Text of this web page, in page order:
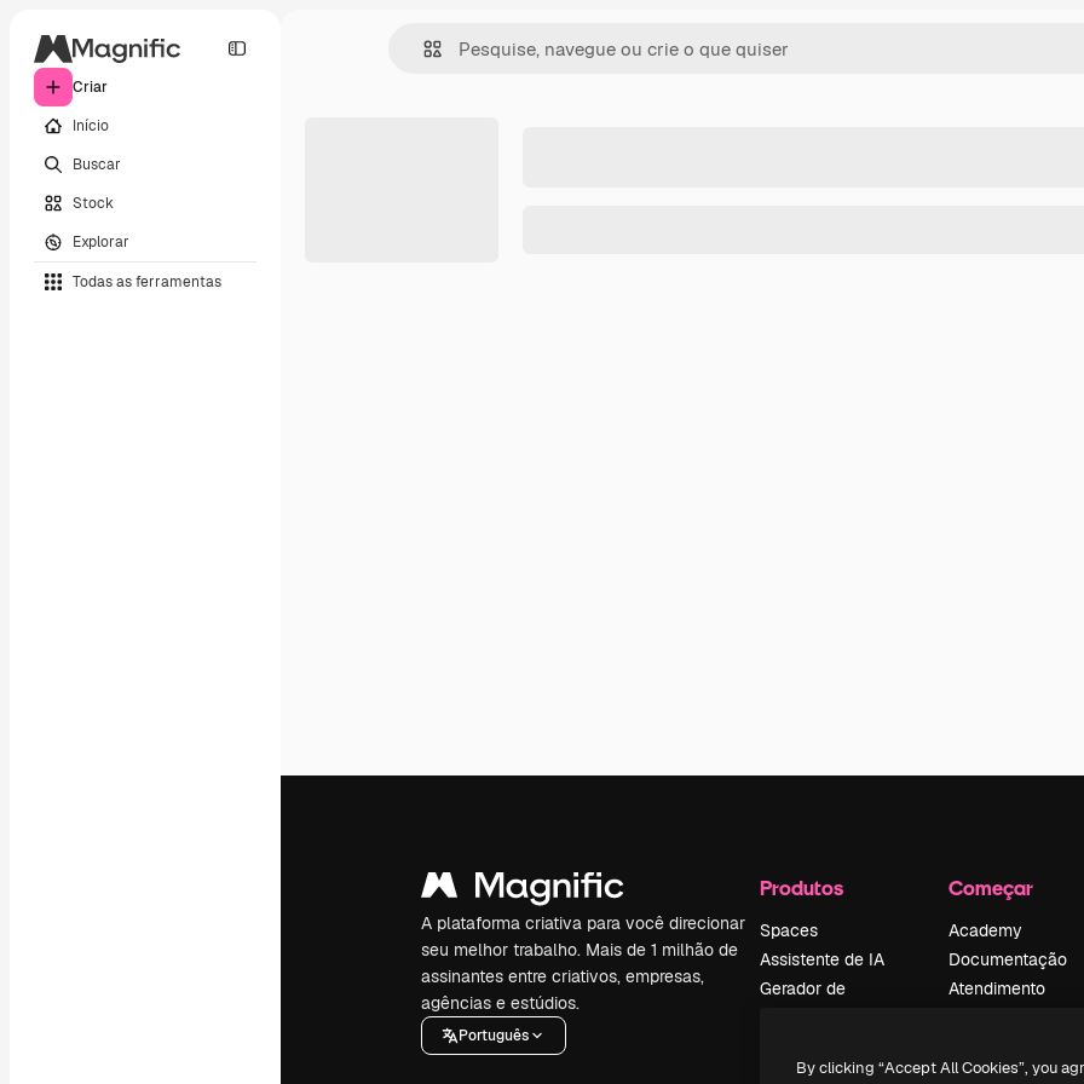
Criar
Início
Buscar
Stock
Explorar
Todas as ferramentas
A plataforma criativa para você direcionar
seu melhor trabalho. Mais de 1 milhão de
assinantes entre criativos, empresas,
agências e estúdios.
Português
Produtos
Spaces
Assistente de IA
Gerador de
Texto para voz
Começar
Academy
Documentação
Atendimento
Política de
By clicking “Accept All Cookies”, you